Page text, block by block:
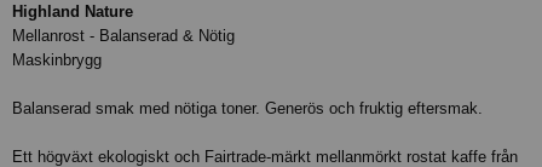
Highland Nature
Mellanrost - Balanserad & Nötig
Maskinbrygg
Balanserad smak med nötiga toner. Generös och fruktig eftersmak.
Ett högväxt ekologiskt och Fairtrade-märkt mellanmörkt rostat kaffe från